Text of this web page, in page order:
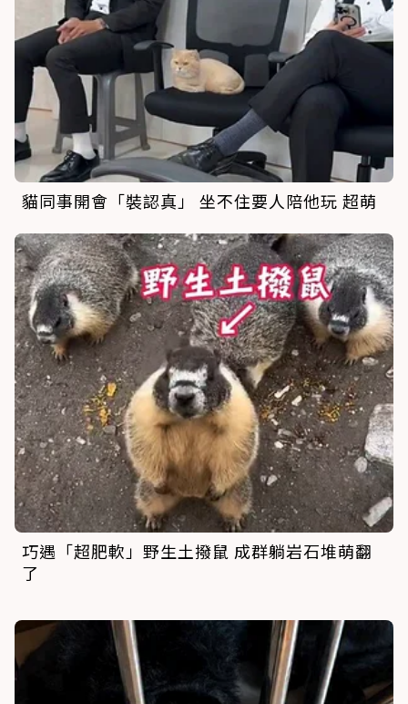
貓同事開會「裝認真」 坐不住要人陪他玩 超萌
巧遇「超肥軟」野生土撥鼠 成群躺岩石堆萌翻
了